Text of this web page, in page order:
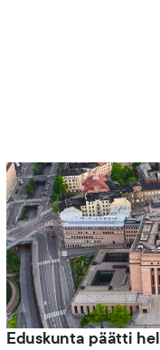
Eduskunta päätti